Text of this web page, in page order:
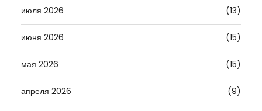
июля 2026 (13)
июня 2026 (15)
мая 2026 (15)
апреля 2026 (9)